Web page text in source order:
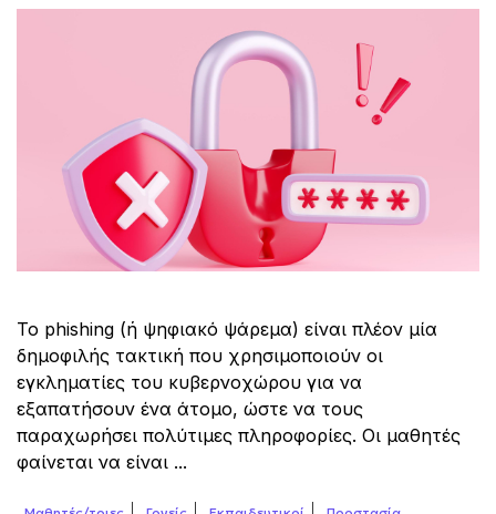
Το phishing (ή ψηφιακό ψάρεμα) είναι πλέον μία
δημοφιλής τακτική που χρησιμοποιούν οι
εγκληματίες του κυβερνοχώρου για να
εξαπατήσουν ένα άτομο, ώστε να τους
παραχωρήσει πολύτιμες πληροφορίες. Οι μαθητές
φαίνεται να είναι ...